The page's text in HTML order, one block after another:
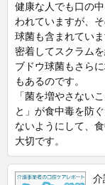
健康な人でも口の
われていますが、
球菌も含まれてい
密着してスクラム
ブドウ球菌もさら
もあるのです。
「菌を増やさない
と」が食中毒を防
ないようにして、
大切です。
介